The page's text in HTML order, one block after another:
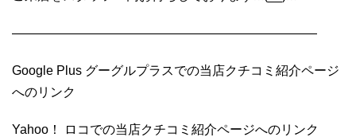
————————————————————————
Google Plus グーグルプラスでの当店クチコミ紹介ページ
へのリンク
Yahoo！ ロコでの当店クチコミ紹介ページへのリンク